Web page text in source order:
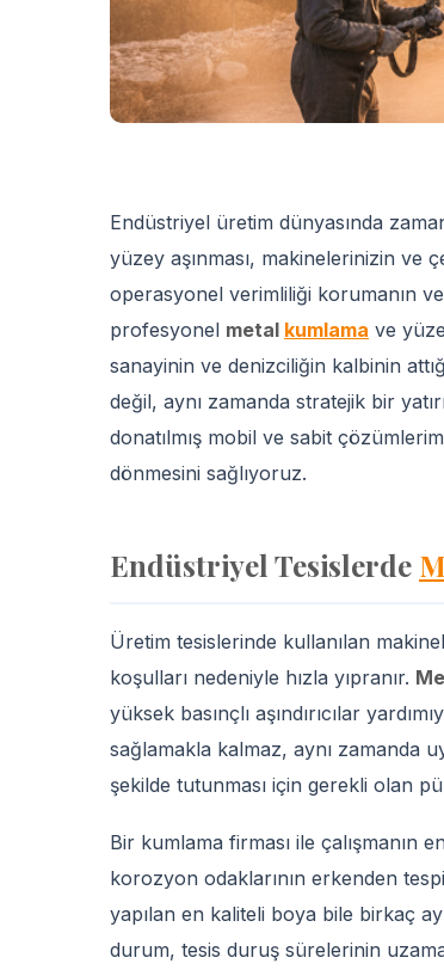
Endüstriyel üretim dünyasında
yüzey aşınması, makinelerinizin ve
operasyonel verimliliği korumanın
profesyonel metal kumlama ve
sanayinin ve denizciliğin kalbinin
değil, aynı zamanda stratejik bir
donatılmış mobil ve sabit
dönmesini sağlıyoruz.
Endüstriyel Tesislerde
Üretim tesislerinde kullanılan
koşulları nedeniyle hızla yıpranır.
yüksek basınçlı aşındırıcılar
sağlamakla kalmaz, aynı zamanda
şekilde tutunması için gerekli olan
Bir kumlama firması ile çalışmanın
korozyon odaklarının erkenden
yapılan en kaliteli boya bile birkaç
durum, tesis duruş sürelerinin